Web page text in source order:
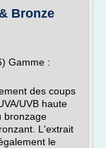
Bronze
Gamme :
des coups
UVB haute
bronzage
L'extrait
le